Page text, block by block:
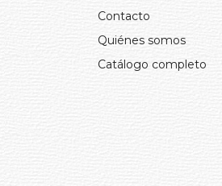
Contacto
Quiénes somos
Catálogo completo